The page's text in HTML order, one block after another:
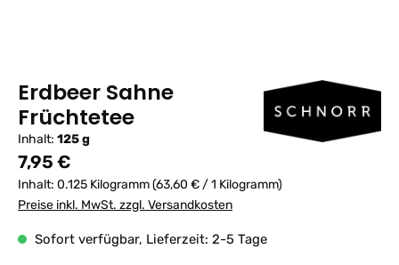
Erdbeer Sahne
Früchtetee
Inhalt: 125 g
Regulärer Preis:
7,95 €
Inhalt: 0.125 Kilogramm(63,60 € / 1 Kilogramm)
Preise inkl. MwSt. zzgl. Versandkosten
Sofort verfügbar, Lieferzeit: 2-5 Tage